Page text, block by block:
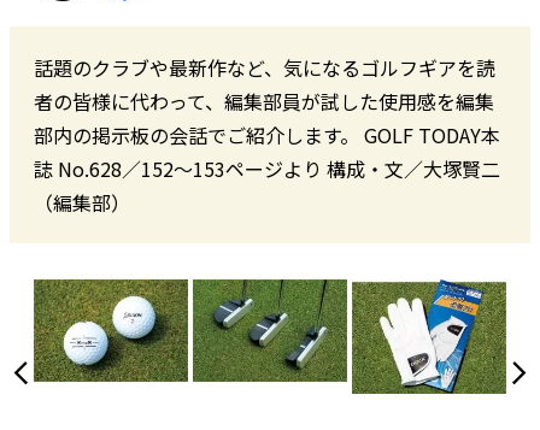
話題のクラブや最新作など、気になるゴルフギアを読
者の皆様に代わって、編集部員が試した使用感を編集
部内の掲示板の会話でご紹介します。 GOLF TODAY本
誌 No.628／152〜153ページより 構成・文／大塚賢二
（編集部）